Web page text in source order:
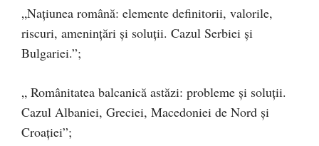
„Națiunea română: elemente definitorii, valorile,
riscuri, amenințări și soluții. Cazul Serbiei și
Bulgariei.”;
„ Românitatea balcanică astăzi: probleme și soluții.
Cazul Albaniei, Greciei, Macedoniei de Nord și
Croației”;